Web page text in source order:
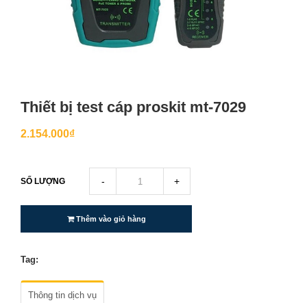
Thiết bị test cáp proskit mt-7029
2.154.000₫
SỐ LƯỢNG - +
Thêm vào giỏ hàng
Tag:
Thông tin dịch vụ